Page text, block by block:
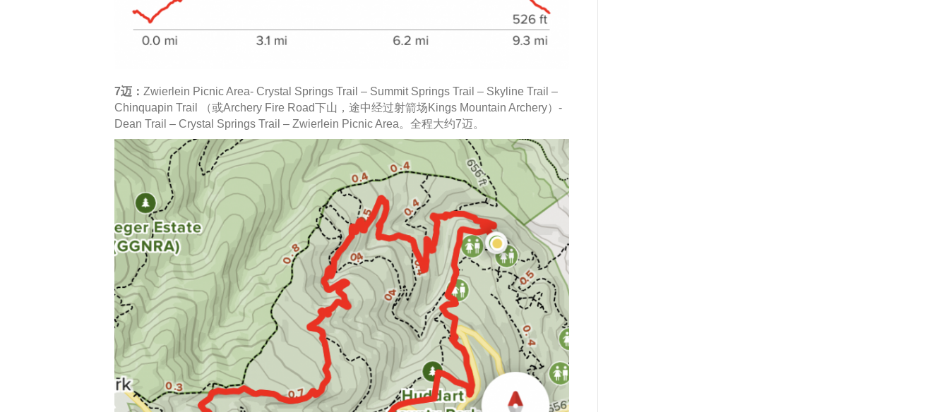
7迈： Zwierlein Picnic Area- Crystal Springs Trail – Summit Springs Trail – Skyline Trail –
Chinquapin Trail （或Archery Fire Road下山，途中经过射箭场Kings Mountain Archery）-
Dean Trail – Crystal Springs Trail – Zwierlein Picnic Area。全程大约7迈。